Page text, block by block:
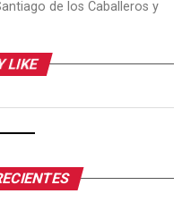
de los Caballeros y
LIKE